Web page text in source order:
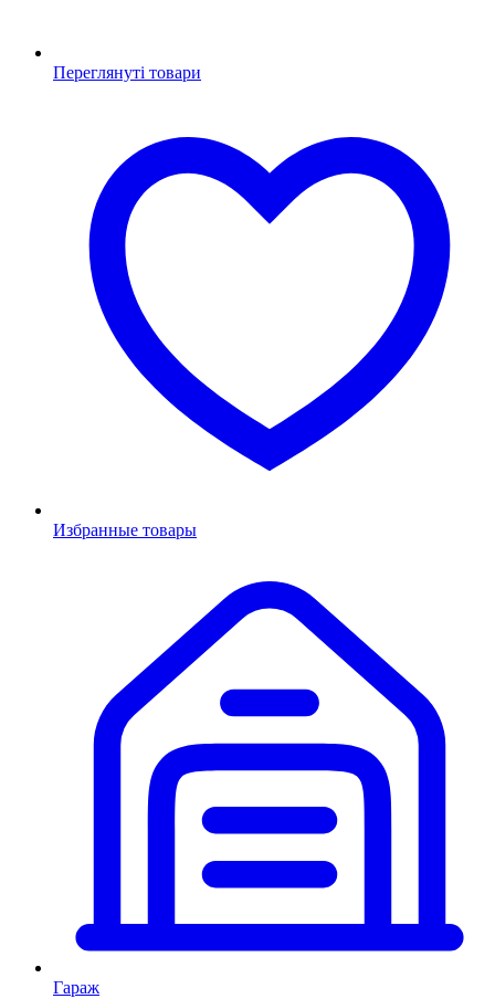
Переглянуті товари
Избранные товары
Гараж